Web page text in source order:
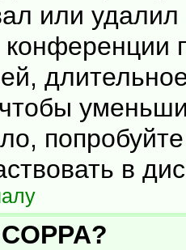
или
конференции
в